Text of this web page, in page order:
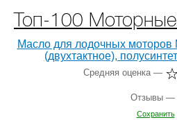
Топ-100
Масло для лодочных моторов
(двухтактное),
Средняя оценка —
Отзывы —
Сохранить